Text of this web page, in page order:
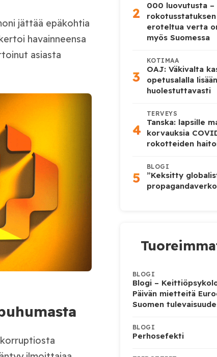
jättää epäkohtia
havainneensa
asiasta
2
000 luovutusta –
rokotusstatuksen
eroteltua verta
myös Suomessa
3
KOTIMAA
OAJ: Väkivalta
opetusalalla
huolestuttavasti
4
TERVEYS
Tanska: lapsille
korvauksia
rokotteiden
5
BLOGI
”Keksitty
BLOGI
Blogi –
Päivän mietteitä
Suomen
BLOGI
Perhosefekti